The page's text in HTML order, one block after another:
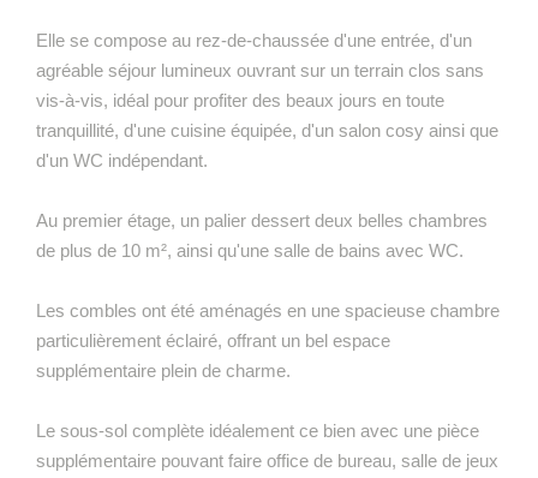
Elle se compose au rez-de-chaussée d'une entrée, d'un
agréable séjour lumineux ouvrant sur un terrain clos sans
vis-à-vis, idéal pour profiter des beaux jours en toute
tranquillité, d'une cuisine équipée, d'un salon cosy ainsi que
d'un WC indépendant.
Au premier étage, un palier dessert deux belles chambres
de plus de 10 m², ainsi qu'une salle de bains avec WC.
Les combles ont été aménagés en une spacieuse chambre
particulièrement éclairé, offrant un bel espace
supplémentaire plein de charme.
Le sous-sol complète idéalement ce bien avec une pièce
supplémentaire pouvant faire office de bureau, salle de jeux